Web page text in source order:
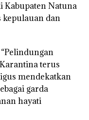
Kabupaten Natuna
dan
terus
mendekatkan
garda
hayati